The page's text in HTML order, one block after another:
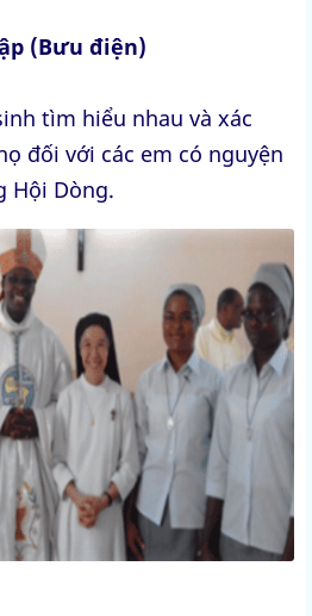
(Bưu điện)
tìm hiểu nhau và xác
đối với các em có nguyện
Hội Dòng.